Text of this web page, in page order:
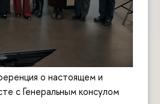
о настоящем и
с Генеральным консулом